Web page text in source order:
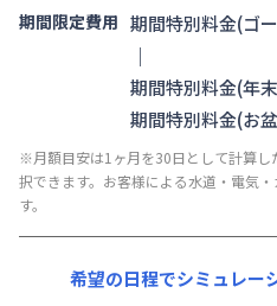
その他費用 :
15,000円/月 (500円/日)
月額賃料目安(30日利用)
114,000円/月 (3,800円/日)
21,000円/月 (700円/
10,000円/回 (税抜)
その他費用 :
管理費: 15,000円/月 (500円/
期間限定費用 期間特別料金(ゴ
｜
期間特別料金(年
期間特別料金(お
※月額目安は1ヶ月を30日として計算し
択できます。お客様による水道・電気
す。
希望の日程でシミュレー